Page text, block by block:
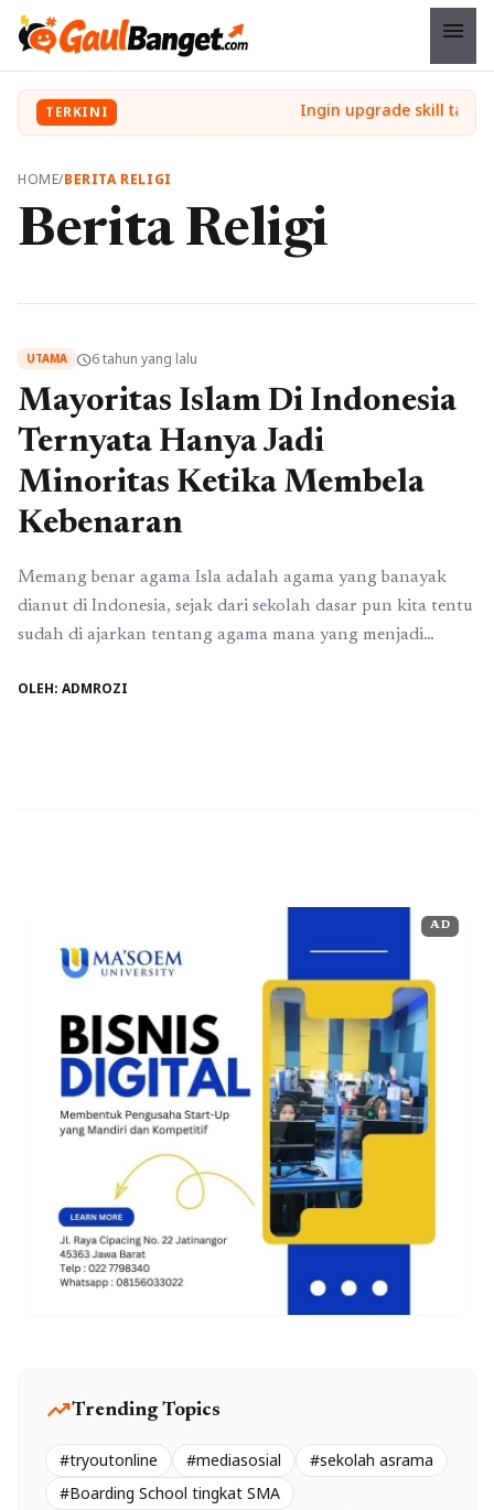
menu
TERKINI
HOME/BERITA RELIGI
Berita Religi
UTAMA schedule6 tahun yang lalu
Mayoritas Islam Di Indonesia
Ternyata Hanya Jadi
Minoritas Ketika Membela
Kebenaran
Memang benar agama Isla adalah agama yang banayak
dianut di Indonesia, sejak dari sekolah dasar pun kita tentu
sudah di ajarkan tentang agama mana yang menjadi
kata mayoritas hanya hitungan angka, tidak ada yang
OLEH: ADMROZI
AD
trending_upTrending Topics
#tryoutonline #mediasosial
#sekolah asrama
#Boarding School tingkat SMA